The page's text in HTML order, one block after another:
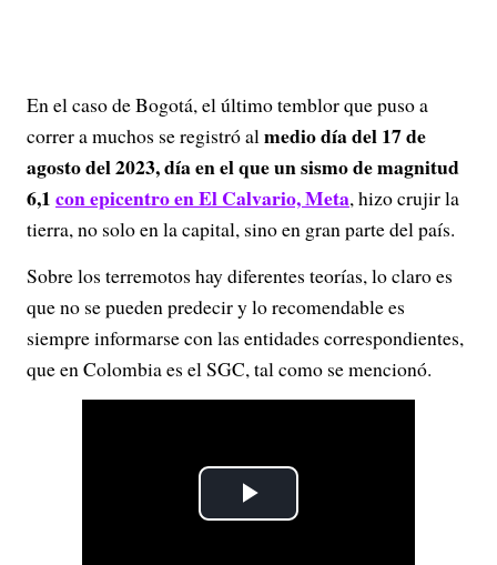
En el caso de Bogotá, el último temblor que puso a
correr a muchos se registró almedio día del 17 de
agosto del 2023, día en el que un sismo de magnitud
6,1con epicentro en El Calvario, Meta, hizo crujir la
tierra, no solo en la capital, sino en gran parte del país.
Sobre los terremotos hay diferentes teorías, lo claro es
que no se pueden predecir y lo recomendable es
siempre informarse con las entidades correspondientes,
que en Colombia es el SGC, tal como se mencionó.
P